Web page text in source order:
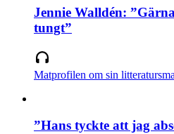
Jennie Walldén:
tungt”
Matprofilen om sin
”Hans tyckte att jag